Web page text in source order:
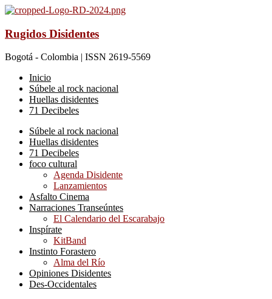
Rugidos Disidentes
Bogotá - Colombia | ISSN 2619-5569
Inicio
Súbele al rock nacional
Huellas disidentes
71 Decibeles
Súbele al rock nacional
Huellas disidentes
71 Decibeles
foco cultural
Agenda Disidente
Lanzamientos
Asfalto Cinema
Narraciones Transeúntes
El Calendario del Escarabajo
Inspírate
KitBand
Instinto Forastero
Alma del Río
Opiniones Disidentes
Des-Occidentales